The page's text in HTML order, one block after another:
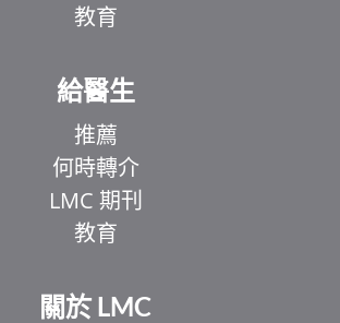
教育
給醫生
推薦
何時轉介
LMC 期刊
教育
關於 LMC